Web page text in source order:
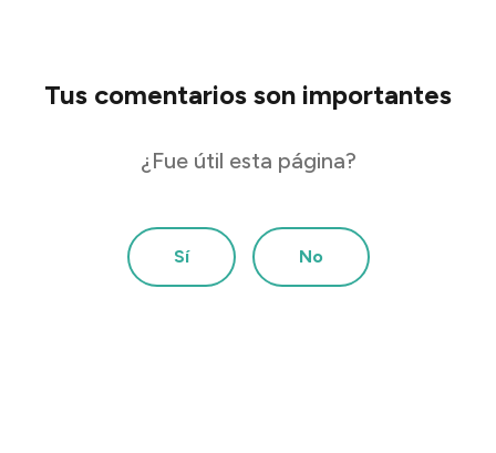
Tus comentarios son importantes
¿Fue útil esta página?
Sí No